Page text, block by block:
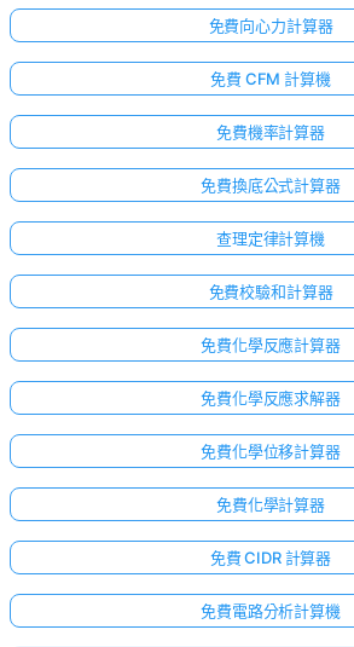
免費向心力計算器
免費 CFM 計算機
免費機率計算器
免費換底公式計算器
查理定律計算機
免費校驗和計算器
免費化學反應計算器
免費化學反應求解器
免費化學位移計算器
免費化學計算器
免費 CIDR 計算器
免費電路分析計算機